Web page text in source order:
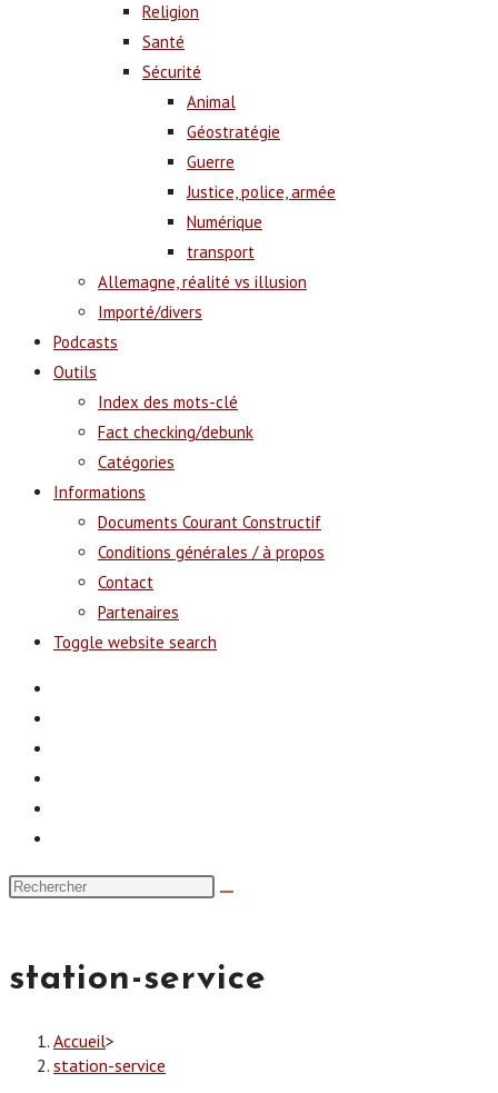
Religion
Santé
Sécurité
Animal
Géostratégie
Guerre
Justice, police, armée
Numérique
transport
Allemagne, réalité vs illusion
Importé/divers
Podcasts
Outils
Index des mots-clé
Fact checking/debunk
Catégories
Informations
Documents Courant Constructif
Conditions générales / à propos
Contact
Partenaires
Toggle website search
station-service
Accueil>
station-service